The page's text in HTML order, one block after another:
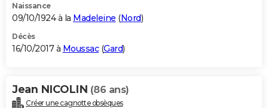
Naissance
09/10/1924 à la Madeleine (Nord)
Décès
16/10/2017 à Moussac(Gard)
Jean NICOLIN (86 ans)
Créer une cagnotte obsèques